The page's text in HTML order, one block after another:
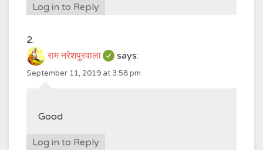
Log in to Reply
राम नरेशपुरवाला says:
September 11, 2019 at 3:58 pm
Good
Log in to Reply